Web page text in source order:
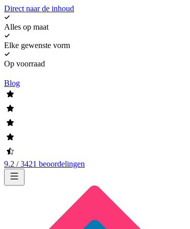
Direct naar de inhoud
Alles op maat
Elke gewenste vorm
Op voorraad
Blog
9.2 / 3421 beoordelingen